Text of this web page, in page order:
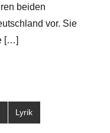
beiden
vor. Sie
[…]
Lyrik